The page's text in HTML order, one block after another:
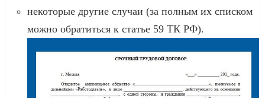
некоторые другие случаи (за полным их списком
можно обратиться к статье 59 ТК РФ).